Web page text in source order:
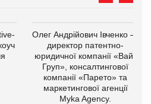
Олег Андрійович Івченко —
директор патентно-
юридичної компанії «Вайз
Груп», консалтингової
компанії «Парето» та
маркетингової агенції
Myka Agency.